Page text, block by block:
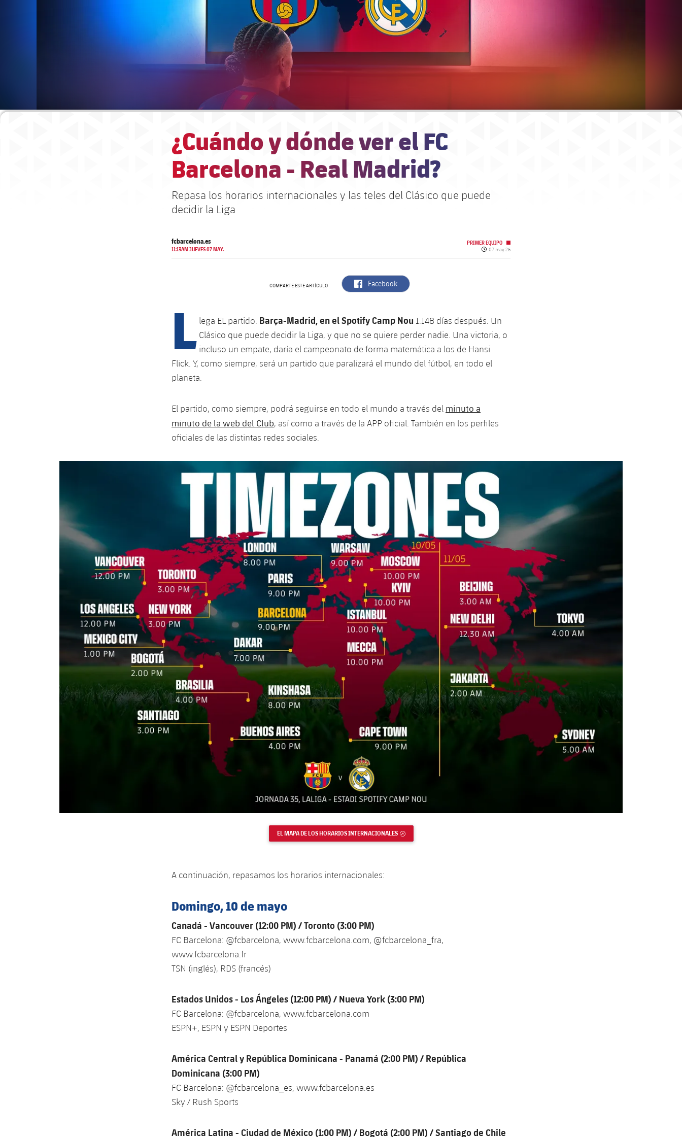
¿Cuándo y dónde ver el FC
Barcelona - Real Madrid?
Repasa los horarios internacionales y las teles del Clásico que puede
decidir la Liga
fcbarcelona.es
11:13AM JUEVES 07 MAY.
PRIMER EQUIPO
Fecha de publicación
07 may 26
COMPARTE ESTE ARTÍCULO label.aria.facebook
Facebook
L lega EL partido. Barça-Madrid, en el Spotify Camp Nou 1.148 días después. Un
Clásico que puede decidir la Liga, y que no se quiere perder nadie. Una victoria, o
incluso un empate, daría el campeonato de forma matemática a los de Hansi
Flick. Y, como siempre, será un partido que paralizará el mundo del fútbol, ​​en todo el
planeta.
El partido, como siempre, podrá seguirse en todo el mundo a través del minuto a
minuto de la web del Club, así como a través de la APP oficial. También en los perfiles
oficiales de las distintas redes sociales.
EL MAPA DE LOS HORARIOS INTERNACIONALES ENLACE EXTERNO
A continuación, repasamos los horarios internacionales:
Domingo, 10 de mayo
Canadá - Vancouver (12:00 PM) / Toronto (3:00 PM)
FC Barcelona: @fcbarcelona, www.fcbarcelona.com, @fcbarcelona_fra,
www.fcbarcelona.fr
TSN (inglés), RDS (francés)
Estados Unidos - Los Ángeles (12:00 PM) / Nueva York (3:00 PM)
FC Barcelona: @fcbarcelona, www.fcbarcelona.com
ESPN+, ESPN y ESPN Deportes
América Central y República Dominicana - Panamá (2:00 PM) / República
Dominicana (3:00 PM)
FC Barcelona: @fcbarcelona_es, www.fcbarcelona.es
Sky / Rush Sports
América Latina - Ciudad de México (1:00 PM) / Bogotá (2:00 PM) / Santiago de Chile